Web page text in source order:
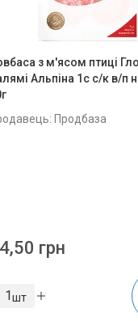
з м'ясом птиці
Альпіна 1с с/к в/п
Продбаза
грн
шт